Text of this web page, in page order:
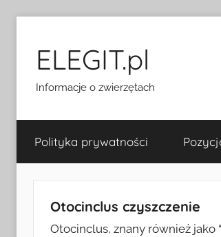
treściELEGIT.pl
Informacje o zwierzętach
Polityka prywatności
Otocinclus czyszczenie
Otocinclus, znany również jako